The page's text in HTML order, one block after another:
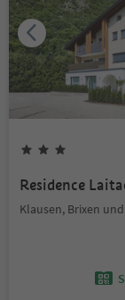
Residence
Klausen, Brixen